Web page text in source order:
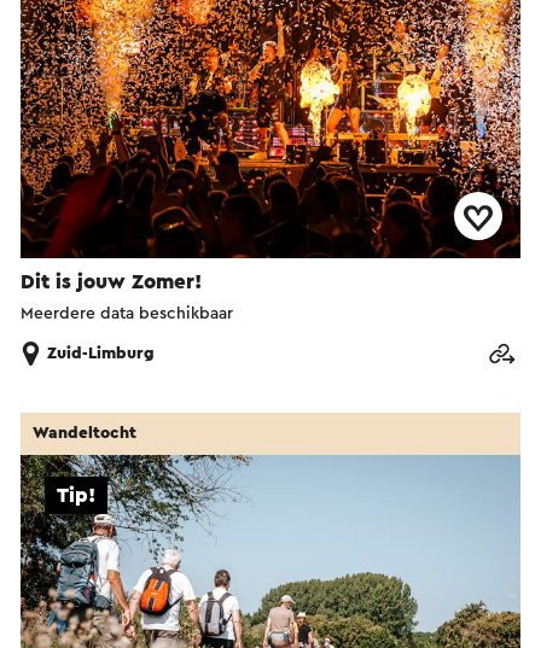
Dit is jouw Zomer!
Meerdere data beschikbaar
Zuid-Limburg
Tip!
Wandeltocht